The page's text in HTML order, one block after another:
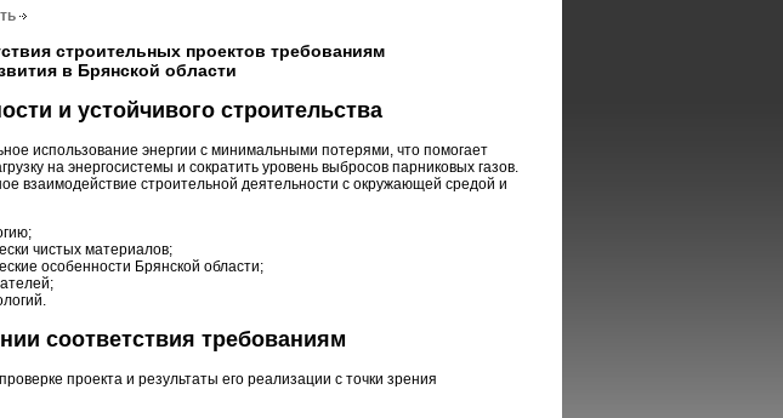
строительных проектов требованиям
в Брянской области
и устойчивого строительства
использование энергии с минимальными потерями, что помогает
на энергосистемы и сократить уровень выбросов парниковых газов.
взаимодействие строительной деятельности с окружающей средой и
чистых материалов;
особенности Брянской области;
соответствия требованиям
проекта и результаты его реализации с точки зрения